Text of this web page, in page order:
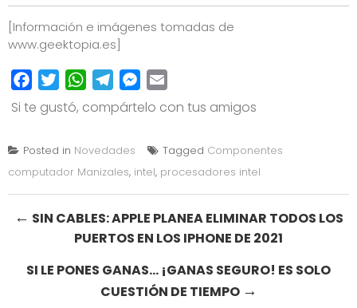
[Información e imágenes tomadas de
www.geektopia.es]
FacebookTwitterWhatsApp
TelegramMessenger
Si te gustó, compártelo con tus amigos
Posted in Novedades Tagged Componentes
computador Manizales, intel, procesadores intel
Post
navigation
← SIN CABLES: APPLE PLANEA ELIMINAR TODOS LOS
PUERTOS EN LOS IPHONE DE 2021
SI LE PONES GANAS… ¡GANAS SEGURO! ES SOLO
CUESTIÓN DE TIEMPO →